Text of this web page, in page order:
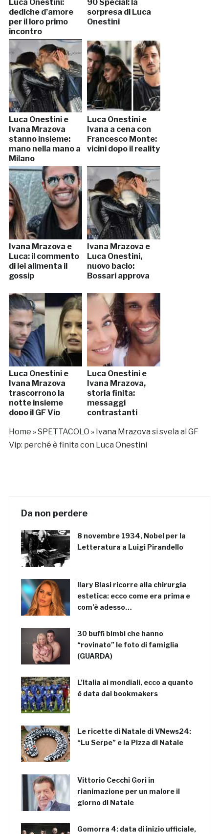
Luca Onestini:
dediche d’amore
per il loro primo
incontro
90 Special: la
sorpresa di Luca
Onestini
Luca Onestini e
Ivana Mrazova
stanno insieme:
mano nella mano a
Milano
Luca Onestini e
Ivana a cena con
Francesco Monte:
vicini dopo il reality
Ivana Mrazova e
Luca: il commento
di lei alimenta il
gossip
Ivana Mrazova e
Luca Onestini,
nuovo bacio:
Bossari approva
Luca Onestini e
Ivana Mrazova
trascorrono la
notte insieme
dopo il GF Vip
Luca Onestini e
Ivana Mrazova,
storia finita:
messaggi
contrastanti
Home »SPETTACOLO » Ivana Mrazova si svela al GF
Vip: perché è finita con Luca Onestini
Da non perdere
8 novembre 1934, Nobel per la
Letteratura a Luigi Pirandello
Ilary Blasi ricorre alla chirurgia
estetica: ecco come era prima e
com’è adesso…
30 buffi bimbi che hanno
“rovinato” le foto di famiglia
(GUARDA)
L’Italia ai mondiali, ecco a quanto
è data dai bookmakers
Le ricette di Natale di VNews24:
“Lu Serpe” e la Pizza di Natale
Vittorio Cecchi Gori in
rianimazione per un malore il
giorno di Natale
Gomorra 4: data di inizio ufficiale,